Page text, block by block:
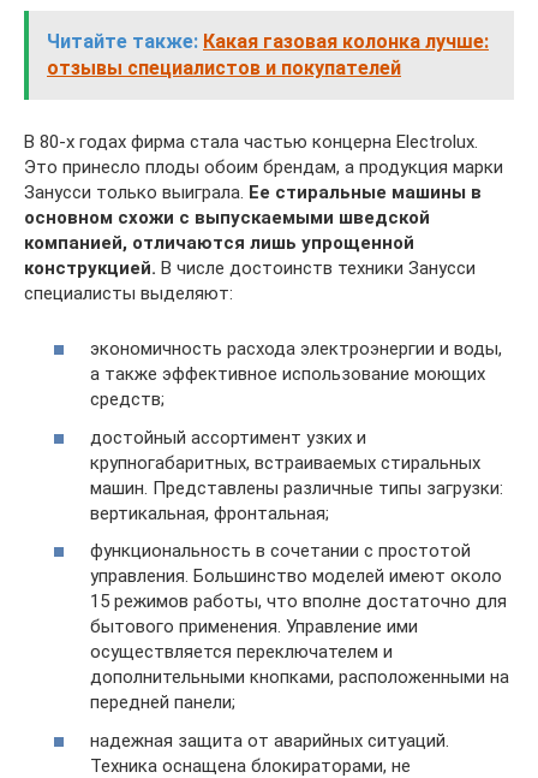
Читайте также: Какая газовая колонка лучше:
отзывы специалистов и покупателей
В 80-х годах фирма стала частью концерна Electrolux.
Это принесло плоды обоим брендам, а продукция марки
Занусси только выиграла. Ее стиральные машины в
основном схожи с выпускаемыми шведской
компанией, отличаются лишь упрощенной
конструкцией. В числе достоинств техники Занусси
специалисты выделяют:
экономичность расхода электроэнергии и воды,
а также эффективное использование моющих
средств;
достойный ассортимент узких и
крупногабаритных, встраиваемых стиральных
машин. Представлены различные типы загрузки:
вертикальная, фронтальная;
функциональность в сочетании с простотой
управления. Большинство моделей имеют около
15 режимов работы, что вполне достаточно для
бытового применения. Управление ими
осуществляется переключателем и
дополнительными кнопками, расположенными на
передней панели;
надежная защита от аварийных ситуаций.
Техника оснащена блокираторами, не